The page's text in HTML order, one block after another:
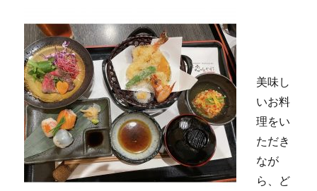
美味し
いお料
理をい
ただき
なが
ら、ど